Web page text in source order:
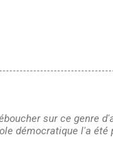
sur ce genre
démocratique l'a été